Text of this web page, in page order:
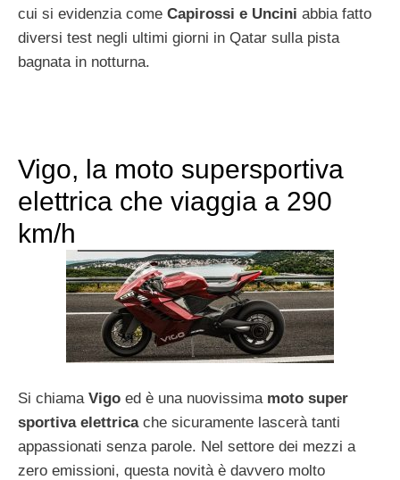
cui si evidenzia come Capirossi e Uncini abbia fatto
diversi test negli ultimi giorni in Qatar sulla pista
bagnata in notturna.
Vigo, la moto supersportiva
elettrica che viaggia a 290
km/h
Si chiama Vigo ed è una nuovissima moto super
sportiva elettricache sicuramente lascerà tanti
appassionati senza parole. Nel settore dei mezzi a
zero emissioni, questa novità è davvero molto